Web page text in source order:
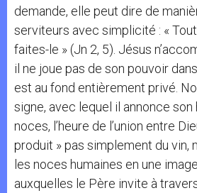
demande, elle peut dire de
serviteurs avec simplicité : « Tout
faites-le » (Jn 2, 5). Jésus
il ne joue pas de son pouvoir
est au fond entièrement privé.
signe, avec lequel il annonce son
noces, l’heure de l’union entre
produit » pas simplement du vin,
les noces humaines en une
auxquelles le Père invite à